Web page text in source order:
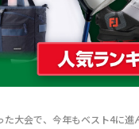
大会で、今年もベスト4に